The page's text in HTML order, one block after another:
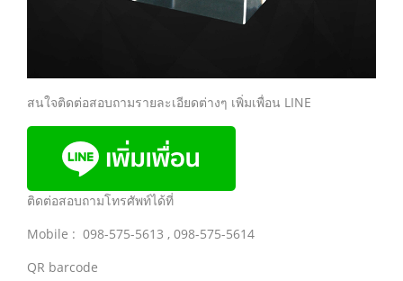
สนใจติดต่อสอบถามรายละเอียดต่างๆ เพิ่มเพื่อน LINE
ติดต่อสอบถามโทรศัพท์ได้ที่
Mobile : 098-575-5613 , 098-575-5614
QR barcode